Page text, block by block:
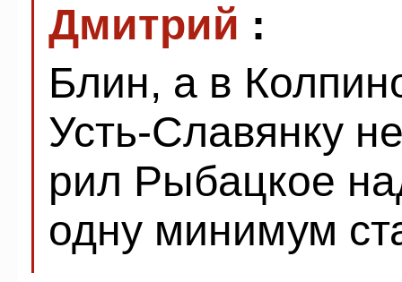
Дмитрий :
Блин, а в
Усть-Славянку
рил Рыбацкое
одну минимум